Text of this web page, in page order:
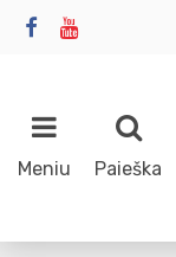
Meniu Paieška